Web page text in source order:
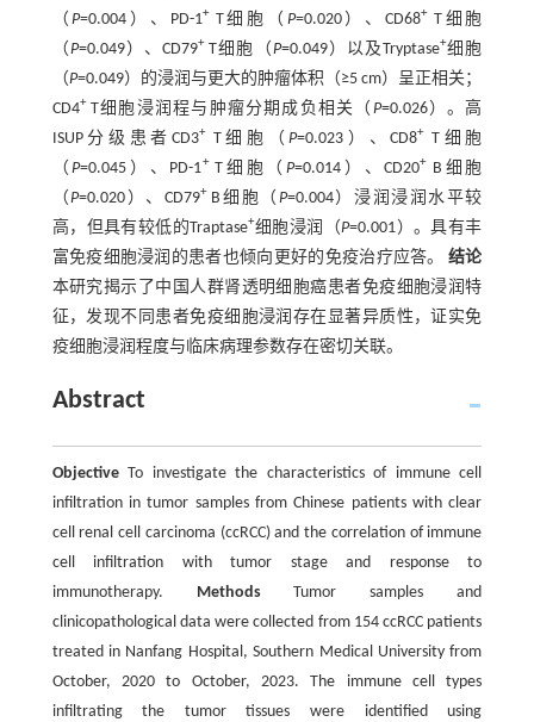
（P=0.004）、PD-1+T细胞（ P=0.020）、CD68+T细胞
（P=0.049）、CD79+T细胞（P=0.049）以及Tryptase+细胞
（P=0.049）的浸润与更大的肿瘤体积（≥5 cm）呈正相关；
CD4+T细胞浸润程与肿瘤分期成负相关（ P=0.026）。高
ISUP分级患者CD3+T细胞（P=0.023）、CD8+T细胞
（P=0.045）、PD-1+T细胞（P=0.014）、CD20+B细胞
（P=0.020）、CD79+B细胞（ P=0.004）浸润浸润水平较
高，但具有较低的Traptase+细胞浸润（P=0.001）。具有丰
富免疫细胞浸润的患者也倾向更好的免疫治疗应答。结论
本研究揭示了中国人群肾透明细胞癌患者免疫细胞浸润特
征，发现不同患者免疫细胞浸润存在显著异质性，证实免
疫细胞浸润程度与临床病理参数存在密切关联。
Abstract
ObjectiveTo investigate the characteristics of immune cell
infiltration in tumor samples from Chinese patients with clear
cell renal cell carcinoma (ccRCC) and the correlation of immune
cell infiltration with tumor stage and response to
immunotherapy. MethodsTumor samples and
clinicopathological data were collected from 154 ccRCC patients
treated in Nanfang Hospital, Southern Medical University from
October, 2020 to October, 2023. The immune cell types
infiltrating the tumor tissues were identified using